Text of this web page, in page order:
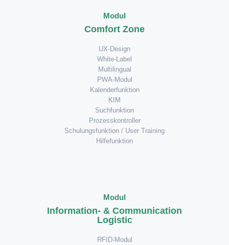
Modul
Comfort Zone
UX-Design
White-Label
Multilingual
PWA-Modul
Kalenderfunktion
KIM
Suchfunktion
Prozesskontroller
Schulungsfunktion / User Training
Hilfefunktion
Modul
Information- & Communication
Logistic
RFID-Modul